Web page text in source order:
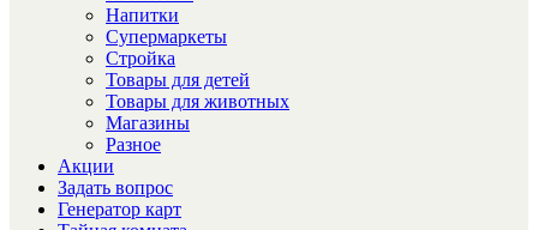
Напитки
Супермаркеты
Стройка
Товары для детей
Товары для животных
Магазины
Разное
Акции
Задать вопрос
Генератор карт